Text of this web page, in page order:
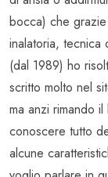
bocca) che
inalatoria, tecnica
(dal 1989) ho
scritto molto nel
ma anzi rimando
conoscere tutto
alcune